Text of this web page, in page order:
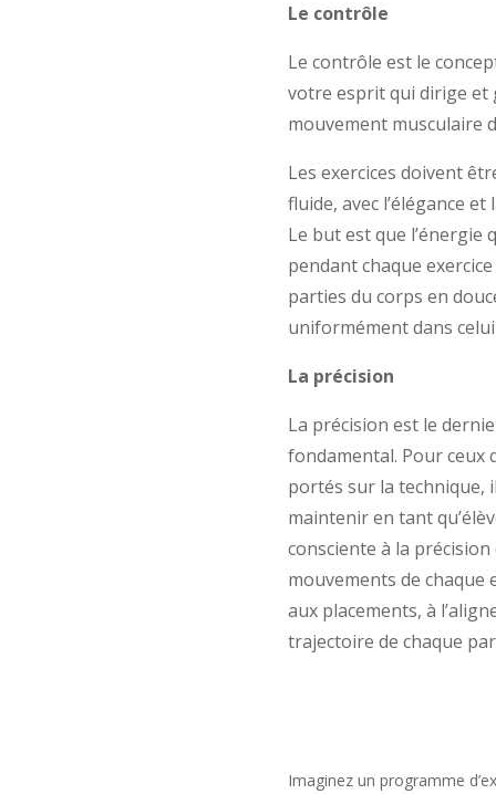
Le contrôle
Le contrôle est le
votre esprit qui dirige et
mouvement musculaire
Les exercices doivent
fluide, avec l’élégance
Le but est que l’énergie
pendant chaque
parties du corps en
uniformément dans
La précision
La précision est le
fondamental. Pour ceux
portés sur la technique,
maintenir en tant
consciente à la
mouvements de chaque
aux placements, à
trajectoire de chaque
Imaginez un programme